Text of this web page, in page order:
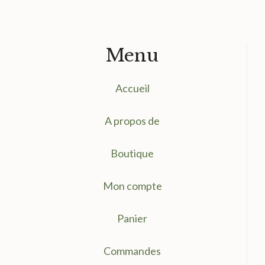
Menu
Accueil
A propos de
Boutique
Mon compte
Panier
Commandes